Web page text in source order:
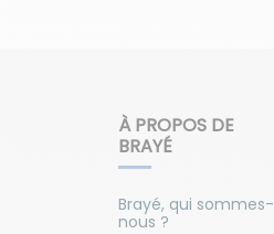
À PROPOS DE
BRAYÉ
Brayé, qui sommes-
nous ?